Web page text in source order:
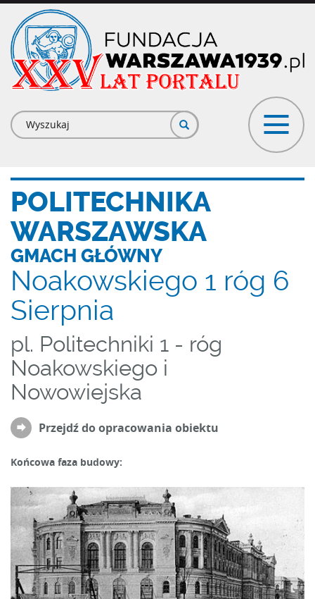
Przejdź
treści
Formularz
wyszukiwania
POLITECHNIKA
WARSZAWSKA
GMACH GŁÓWNY
Noakowskiego 1 róg 6
Sierpnia
pl. Politechniki 1 - róg
Noakowskiego i
Nowowiejska
Przejdź do opracowania obiektu
Końcowa faza budowy: